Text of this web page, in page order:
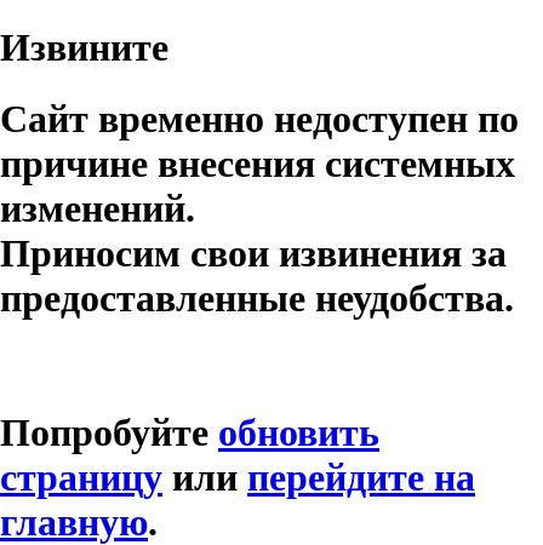
Извините
Сайт временно недоступен по
причине внесения системных
изменений.
Приносим свои извинения за
предоставленные неудобства.
Попробуйте обновить
страницу или перейдите на
главную.